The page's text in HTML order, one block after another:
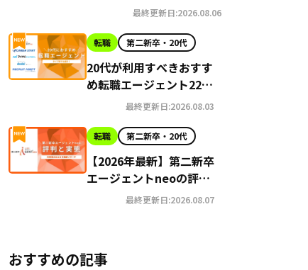
最終更新日:2026.08.06
転職 第二新卒・20代
20代が利用すべきおすす
め転職エージェント22選
【2026年最新】
最終更新日:2026.08.03
転職 第二新卒・20代
【2026年最新】第二新卒
エージェントneoの評判
はやばい？Google口コ
最終更新日:2026.08.07
おすすめの記事